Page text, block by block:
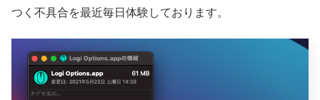
つく不具合を最近毎日体験しております。